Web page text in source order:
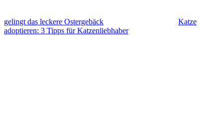
gelingt das leckere Ostergebäck
Katze
adoptieren: 3 Tipps für Katzenliebhaber